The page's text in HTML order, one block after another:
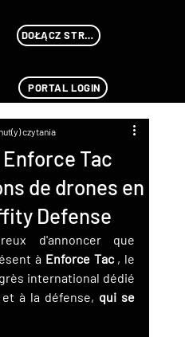
DOŁĄCZ STREAMU
PORTAL LOGIN
Tac
de drones en
Defense
czytania
à Enforce Tac , le
international dédié
à la défense, qui se